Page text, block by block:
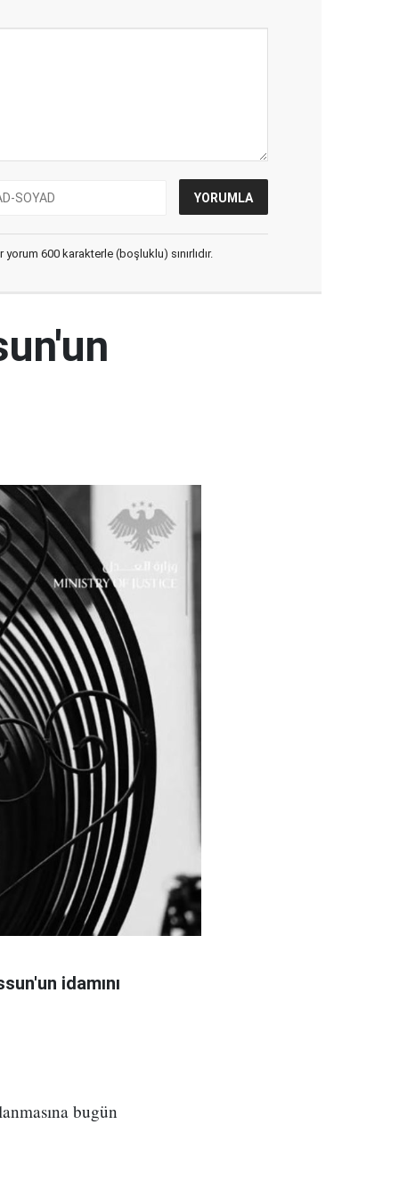
600 karakterle (boşluklu) sınırlıdır.
idamını
bugün